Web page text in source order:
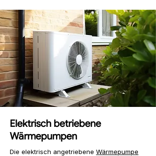
Elektrisch betriebene
Wärmepumpen
Die elektrisch angetriebene Wärmepumpe